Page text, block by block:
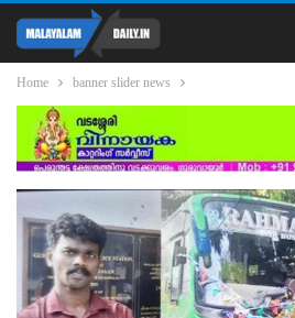
Home banner slider news